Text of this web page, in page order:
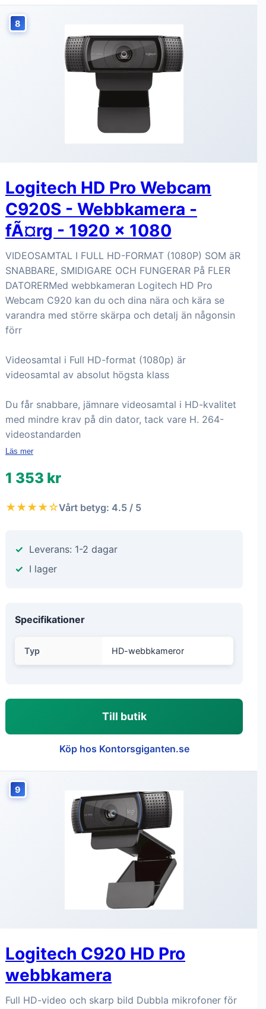
8
Logitech HD Pro Webcam
C920S - Webbkamera -
fÃ¤rg - 1920 x 1080
VIDEOSAMTAL I FULL HD-FORMAT (1080P) SOM äR
SNABBARE, SMIDIGARE OCH FUNGERAR På FLER
DATORERMed webbkameran Logitech HD Pro
Webcam C920 kan du och dina nära och kära se
varandra med större skärpa och detalj än någonsin
förr
Videosamtal i Full HD-format (1080p) är
videosamtal av absolut högsta klass
Du får snabbare, jämnare videosamtal i HD-kvalitet
med mindre krav på din dator, tack vare H. 264-
videostandarden
Läs mer
1 353 kr
★★★★☆Vårt betyg: 4.5 / 5
Leverans: 1-2 dagar
I lager
Specifikationer
Typ HD-webbkameror
Till butik
Köp hos Kontorsgiganten.se
9
Logitech C920 HD Pro
webbkamera
Full HD-video och skarp bild Dubbla mikrofoner för